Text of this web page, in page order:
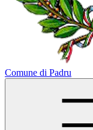
Comune di Padru